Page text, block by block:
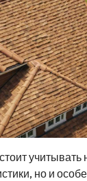
учитывать
но и